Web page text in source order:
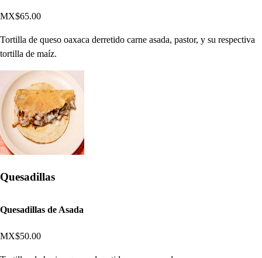
MX$65.00
Tortilla de queso oaxaca derretido carne asada, pastor, y su respectiva
tortilla de maíz.
Quesadillas
Quesadillas de Asada
MX$50.00